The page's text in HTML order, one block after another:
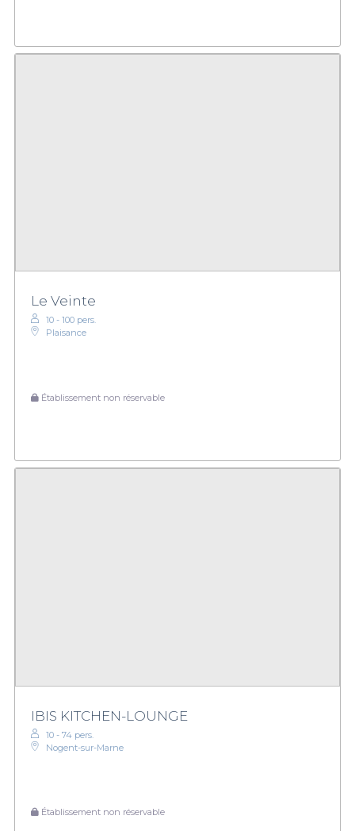
Le Veinte
10 - 100 pers.
Plaisance
Établissement non réservable
IBIS KITCHEN-LOUNGE
10 - 74 pers.
Nogent-sur-Marne
Établissement non réservable